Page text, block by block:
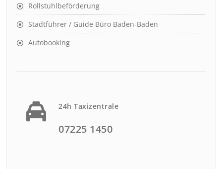
Rollstuhlbeförderung
Stadtführer / Guide Büro Baden-Baden
Autobooking
24h Taxizentrale
07225 1450